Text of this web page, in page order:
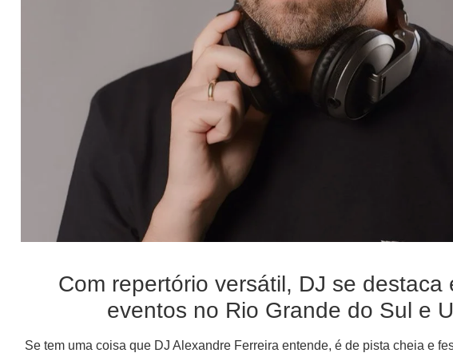
Com repertório versátil, DJ se destaca
eventos no Rio Grande do Sul e
Se tem uma coisa que DJ Alexandre Ferreira entende, é de pista cheia e